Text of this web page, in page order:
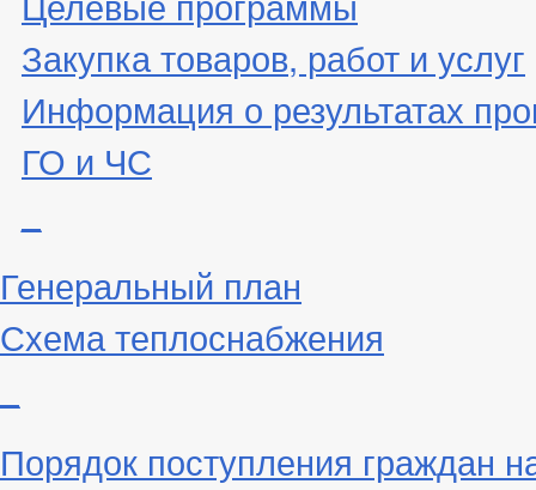
Закупка товаров, работ и услуг
Информация о результатах
ГО и ЧС
Генеральный план
Схема теплоснабжения
Порядок поступления граждан